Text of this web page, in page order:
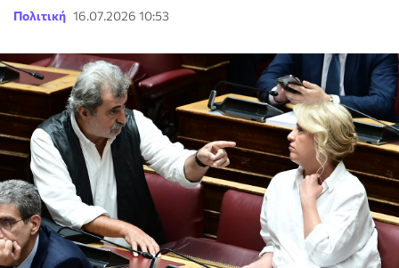
Πολιτική 16.07.2026 10:53